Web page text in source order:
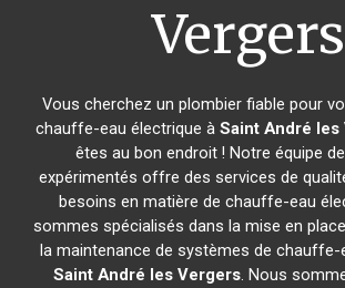
Vergers
Vous cherchez un plombier fiable pour
chauffe-eau électrique à Saint André les
êtes au bon endroit ! Notre équipe
expérimentés offre des services de
besoins en matière de chauffe-eau
sommes spécialisés dans la mise en
la maintenance de systèmes de chauffe-
Saint André les Vergers. Nous